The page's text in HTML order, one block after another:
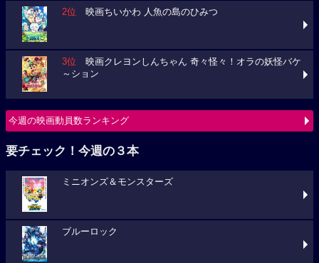
2位 映画ちいかわ 人魚の島のひみつ
3位 映画クレヨンしんちゃん 奇々怪々！オラの妖怪バケ
～ション
今週の映画動員数ランキング
要チェック！今週の３本
ミニオンズ＆モンスターズ
ブルーロック